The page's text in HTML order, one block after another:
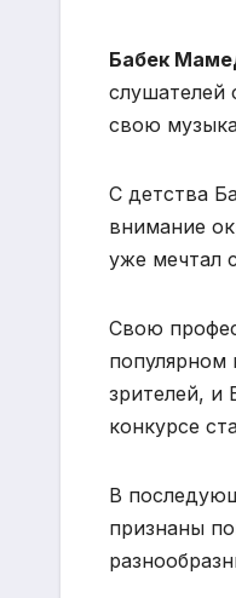
Бабек
слушателей
свою
С детства
внимание
уже мечтал
Свою
популярном
зрителей, и
конкурсе
В
признаны